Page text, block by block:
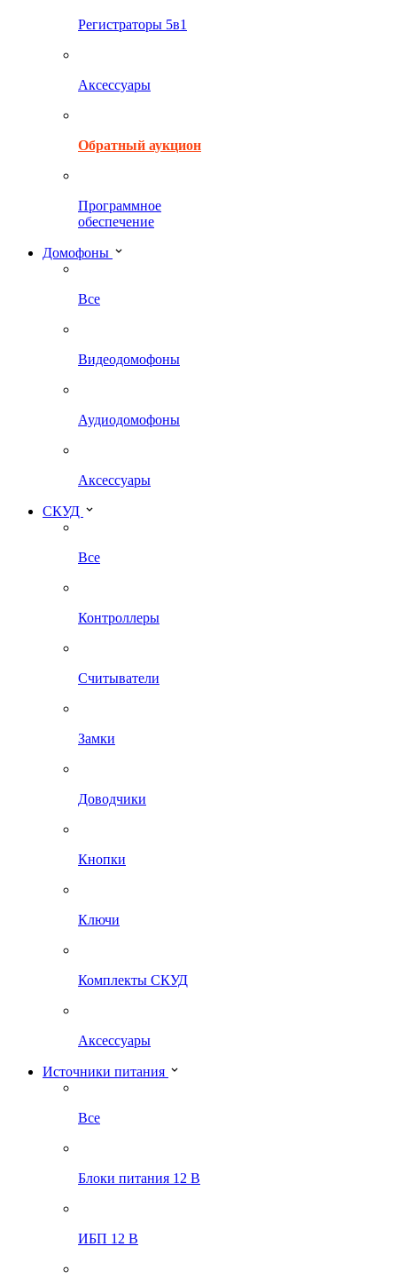
Регистраторы 5в1
Аксессуары
Обратный аукцион
Программное
обеспечение
Домофоны
Все
Видеодомофоны
Аудиодомофоны
Аксессуары
СКУД
Все
Контроллеры
Считыватели
Замки
Доводчики
Кнопки
Ключи
Комплекты СКУД
Аксессуары
Источники питания
Все
Блоки питания 12 В
ИБП 12 В